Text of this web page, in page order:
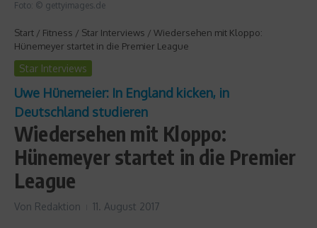
Foto: © gettyimages.de
Start / Fitness / Star Interviews / Wiedersehen mit Kloppo:
Hünemeyer startet in die Premier League
Star Interviews
Uwe Hünemeier: In England kicken, in
Deutschland studieren
Wiedersehen mit Kloppo:
Hünemeyer startet in die Premier
League
Von Redaktion 11. August 2017